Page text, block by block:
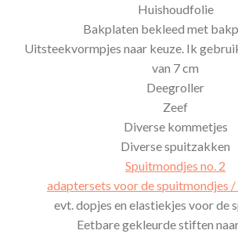
Huishoudfolie
Bakplaten bekleed met
Uitsteekvormpjes naar keuze. Ik
van 7 cm
Deegroller
Zeef
Diverse kommetjes
Diverse spuitzakken
Spuitmondjes no. 2
adaptersets voor de spuitmondjes
evt. dopjes en elastiekjes voor de
Eetbare gekleurde stiften